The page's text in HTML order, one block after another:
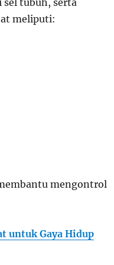
tubuh, serta
meliputi:
mengontrol
untuk Gaya Hidup